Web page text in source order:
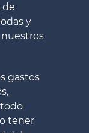
de
y
gastos
tener